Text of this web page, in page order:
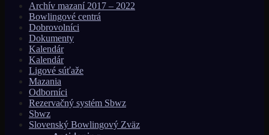
Archív mazaní 2017 – 2022
Bowlingové centrá
Dobrovolníci
Dokumenty
Kalendár
Kalendár
Ligové súťaže
Mazania
Odborníci
Rezervačný systém Sbwz
Sbwz
Slovenský Bowlingový Zväz